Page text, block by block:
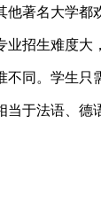
著名大学都
招生难度大
同。学生只
于法语、德